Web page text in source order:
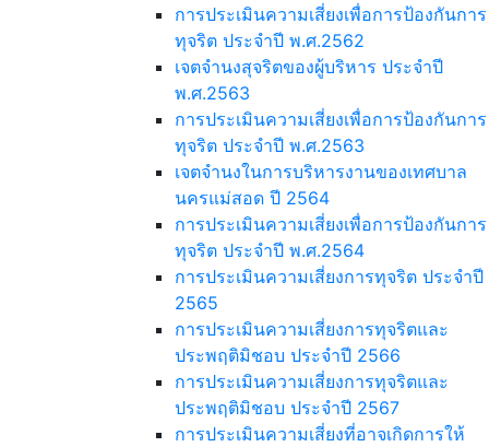
การประเมินความเสี่ยงเพื่อการป้องกันการ
ทุจริต ประจำปี พ.ศ.2562
เจตจำนงสุจริตของผู้บริหาร ประจำปี
พ.ศ.2563
การประเมินความเสี่ยงเพื่อการป้องกันการ
ทุจริต ประจำปี พ.ศ.2563
เจตจำนงในการบริหารงานของเทศบาล
นครแม่สอด ปี 2564
การประเมินความเสี่ยงเพื่อการป้องกันการ
ทุจริต ประจำปี พ.ศ.2564
การประเมินความเสี่ยงการทุจริต ประจำปี
2565
การประเมินความเสี่ยงการทุจริตและ
ประพฤติมิชอบ ประจำปี 2566
การประเมินความเสี่ยงการทุจริตและ
ประพฤติมิชอบ ประจำปี 2567
การประเมินความเสี่ยงที่อาจเกิดการให้